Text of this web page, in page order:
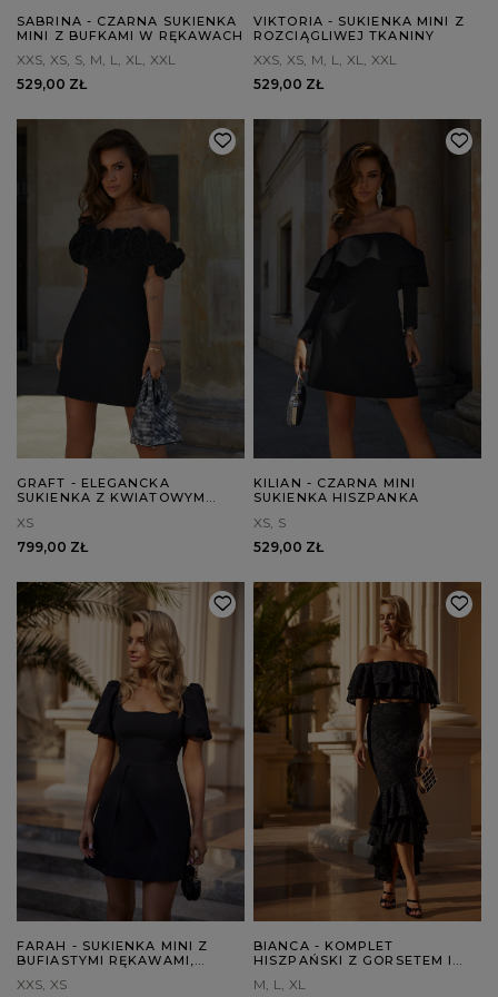
SABRINA - CZARNA SUKIENKA
MINI Z BUFKAMI W RĘKAWACH
XXS XS S M L XL XXL
529,00 ZŁ
VIKTORIA - SUKIENKA MINI Z
ROZCIĄGLIWEJ TKANINY
XXS XS M L XL XXL
529,00 ZŁ
GRAFT - ELEGANCKA
SUKIENKA Z KWIATOWYM
XS
799,00 ZŁ
KILIAN - CZARNA MINI
SUKIENKA HISZPANKA
XS S
529,00 ZŁ
FARAH - SUKIENKA MINI Z
BUFIASTYMI RĘKAWAMI,
KWADRATOWYM DEKOLTEM,
XXS XS
BIANCA - KOMPLET
HISZPAŃSKI Z GORSETEM I
TYŁ I ELEGANCKIE WIĄZANIE
M L
XL